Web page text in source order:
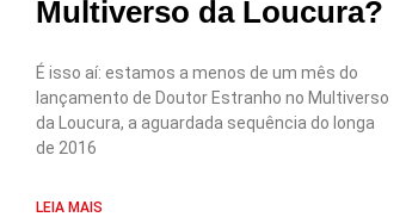
Multiverso da Loucura?
É isso aí: estamos a menos de um mês do
lançamento de Doutor Estranho no Multiverso
da Loucura, a aguardada sequência do longa
de 2016
LEIA MAIS